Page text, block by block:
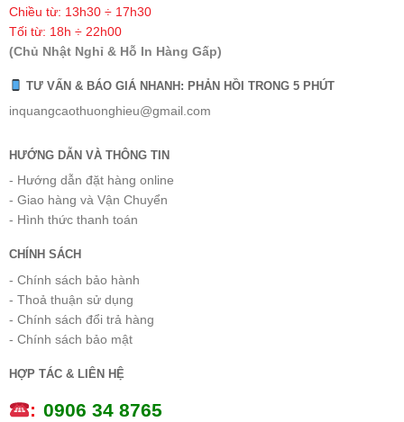
Chiều từ: 13h30 ÷ 17h30
Tối từ: 18h ÷ 22h00
(Chủ Nhật Nghỉ & Hỗ In Hàng Gấp)
TƯ VẤN & BÁO GIÁ NHANH: PHẢN HỒI TRONG 5 PHÚT
inquangcaothuonghieu@gmail.com
HƯỚNG DẪN VÀ THÔNG TIN
- Hướng dẫn đặt hàng online
- Giao hàng và Vận Chuyển
- Hình thức thanh toán
CHÍNH SÁCH
- Chính sách bảo hành
- Thoả thuận sử dụng
- Chính sách đổi trả hàng
- Chính sách bảo mật
HỢP TÁC & LIÊN HỆ
: 0906 34 8765